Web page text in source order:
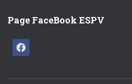
Page FaceBook ESPV